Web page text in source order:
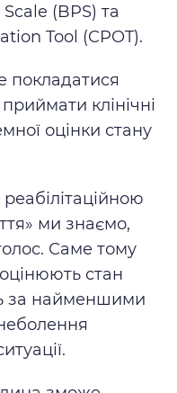
(BPS) та
Tool (CPOT).
покладатися
клінічні
оцінки стану
ми знаємо,
Саме тому
стан
за найменшими